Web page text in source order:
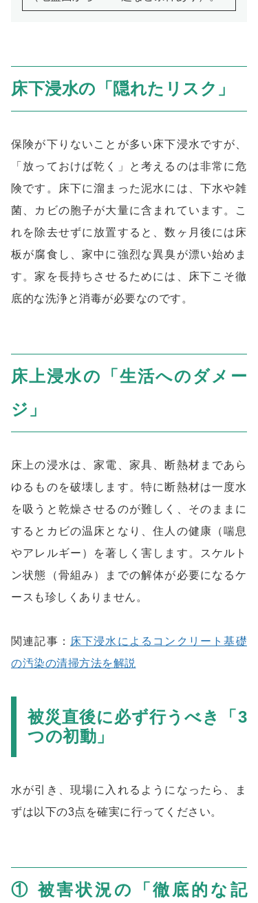
床下浸水の「隠れたリスク」
保険が下りないことが多い床下浸水ですが、
「放っておけば乾く」と考えるのは非常に危
険です。床下に溜まった泥水には、下水や雑
菌、カビの胞子が大量に含まれています。こ
れを除去せずに放置すると、数ヶ月後には床
板が腐食し、家中に強烈な異臭が漂い始めま
す。家を長持ちさせるためには、床下こそ徹
底的な洗浄と消毒が必要なのです。
床上浸水の「生活へのダメー
ジ」
床上の浸水は、家電、家具、断熱材まであら
ゆるものを破壊します。特に断熱材は一度水
を吸うと乾燥させるのが難しく、そのままに
するとカビの温床となり、住人の健康（喘息
やアレルギー）を著しく害します。スケルト
ン状態（骨組み）までの解体が必要になるケ
ースも珍しくありません。
関連記事： 床下浸水によるコンクリート基礎
の汚染の清掃方法を解説
被災直後に必ず行うべき「3
つの初動」
水が引き、現場に入れるようになったら、ま
ずは以下の3点を確実に行ってください。
① 被害状況の「徹底的な記